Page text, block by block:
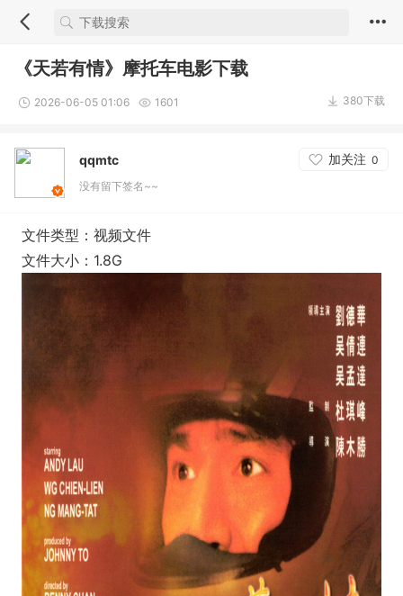
《天若有情》摩托车电影下载
2026-06-05 01:06 1601 380下载
qqmtc 加关注 0
没有留下签名~~
文件类型：视频文件
文件大小：1.8G